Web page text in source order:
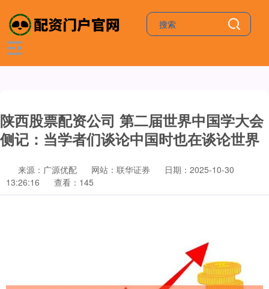
陕西股票配资公司 第二届世界中国学大会
侧记：当学者们谈论中国时也在谈论世界
来源：广源优配 网站：联华证券
日期：2025-10-30
13:26:16
查看：145